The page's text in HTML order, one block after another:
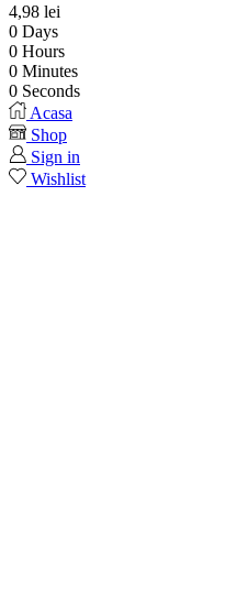
4,98 lei
0 Days
0 Hours
0 Minutes
0 Seconds
Acasa
Shop
Sign in
Wishlist